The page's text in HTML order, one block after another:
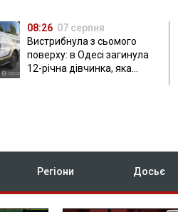
08:26 07 серпня
Вистрибнула з сьомого
поверху: в Одесі загинула
12-річна дівчинка, яка
Регіони Досьє